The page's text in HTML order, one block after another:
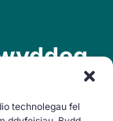
technolegau fel